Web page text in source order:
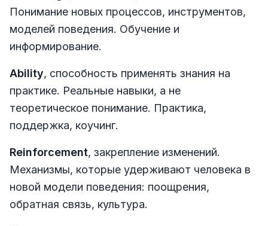
Понимание новых процессов, инструментов,
моделей поведения. Обучение и
информирование.
Ability, способность применять знания на
практике. Реальные навыки, а не
теоретическое понимание. Практика,
поддержка, коучинг.
Reinforcement, закрепление изменений.
Механизмы, которые удерживают человека в
новой модели поведения: поощрения,
обратная связь, культура.